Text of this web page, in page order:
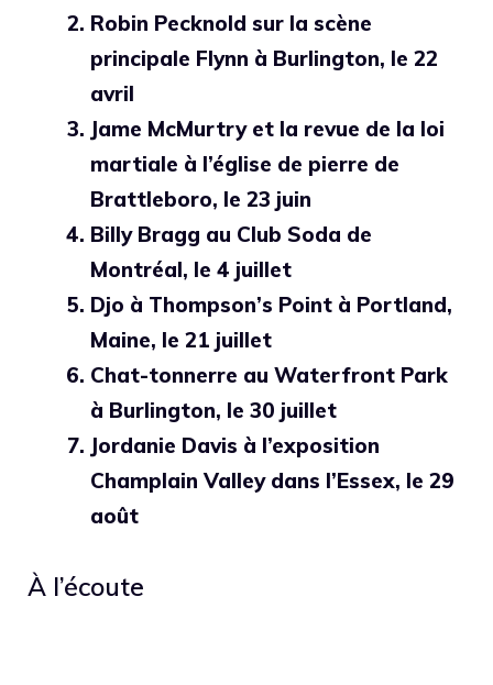
Robin Pecknold sur la scène
principale Flynn à Burlington, le 22
avril
Jame McMurtry et la revue de la loi
martiale à l’église de pierre de
Brattleboro, le 23 juin
Billy Bragg au Club Soda de
Montréal, le 4 juillet
Djo à Thompson’s Point à Portland,
Maine, le 21 juillet
Chat-tonnerre au Waterfront Park
à Burlington, le 30 juillet
Jordanie Davis à l’exposition
Champlain Valley dans l’Essex, le 29
août
À l’écoute